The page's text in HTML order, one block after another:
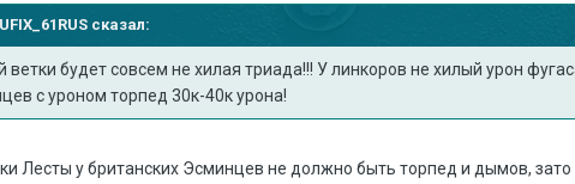
сказал:
будет совсем не хилая триада!!! У линкоров не хилый урон
с уроном торпед 30к-40к урона!
Лесты у британских Эсминцев не должно быть торпед и дымов,